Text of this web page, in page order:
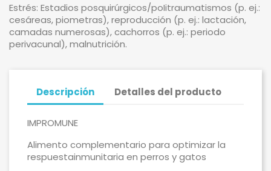
Estrés: Estadios posquirúrgicos/poIitraumatismos (p. ej.:
cesáreas, piometras), reproducción (p. ej.: lactación,
camadas numerosas), cachorros (p. ej.: periodo
perivacunal), malnutrición.
Descripción Detalles del producto
IMPROMUNE
Alimento complementario para optimizar la
respuestainmunitaria en perros y gatos